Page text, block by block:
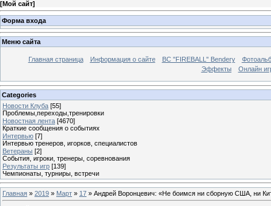
[Мой сайт]
Форма входа
Меню сайта
Главная страница Информация о сайте BC "FIREBALL" Bendery
Эффекты
Онлайн
Categories
Новости Клуба [55]
Проблемы,переходы,тренировки
Новостная лента [4670]
Краткие сообщения о событиях
Интервью [7]
Интервью тренеров, игорков, специалистов
Ветераны [2]
События, игроки, тренеры, соревнования
Результаты игр [139]
Чемпионаты, турниры, встречи
Главная » 2019 » Март » 17 » Андрей Воронцевич: «Не боимся ни сборную США, ни